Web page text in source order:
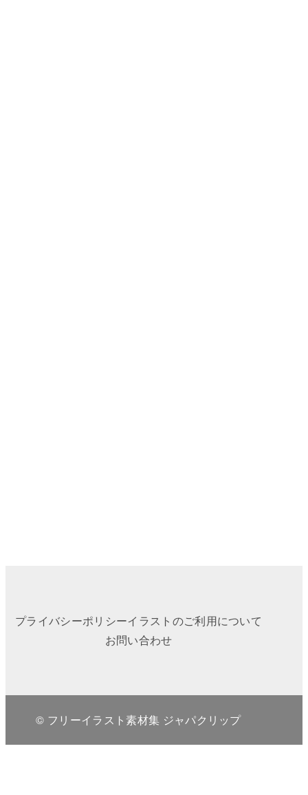
プライバシーポリシーイラストのご利用について
お問い合わせ
© フリーイラスト素材集 ジャパクリップ